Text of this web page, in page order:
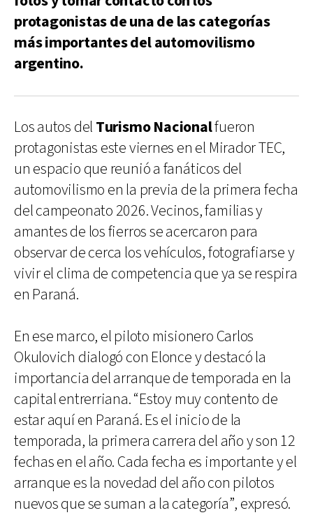
protagonistas de una de las categorías
más importantes del automovilismo
argentino.
Los autos del Turismo Nacionalfueron
protagonistas este viernes en el Mirador TEC,
un espacio que reunió a fanáticos del
automovilismo en la previa de la primera fecha
del campeonato 2026. Vecinos, familias y
amantes de los fierros se acercaron para
observar de cerca los vehículos, fotografiarse y
vivir el clima de competencia que ya se respira
en Paraná.
En ese marco, el piloto misionero Carlos
Okulovich dialogó con Elonce y destacó la
importancia del arranque de temporada en la
capital entrerriana. “Estoy muy contento de
estar aquí en Paraná. Es el inicio de la
temporada, la primera carrera del año y son 12
fechas en el año. Cada fecha es importante y el
arranque es la novedad del año con pilotos
nuevos que se suman a la categoría”, expresó.